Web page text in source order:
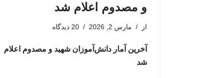
و مصدوم اعلام شد
از مارس 2, 2026 20 دیدگاه
آخرین آمار دانش‌آموزان شهید و مصدوم اعلام
شد